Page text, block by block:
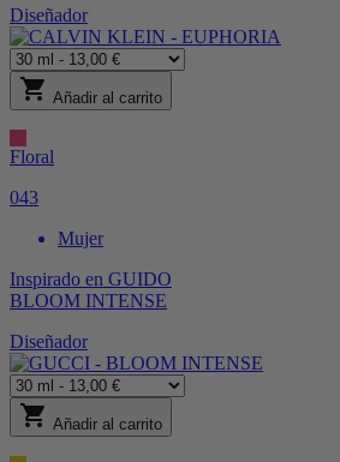
Diseñador
shopping_cart Añadir al carrito
Floral
043
Mujer
Inspirado en GUIDO
BLOOM INTENSE
Diseñador
shopping_cart Añadir al carrito